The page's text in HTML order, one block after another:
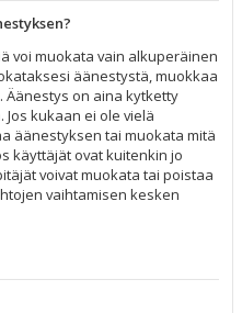
voi muokata vain alkuperäinen
äänestystä, muokkaa
Äänestys on aina kytketty
kukaan ei ole vielä
äänestyksen tai muokata mitä
käyttäjät ovat kuitenkin jo
voivat muokata tai poistaa
vaihtamisen kesken